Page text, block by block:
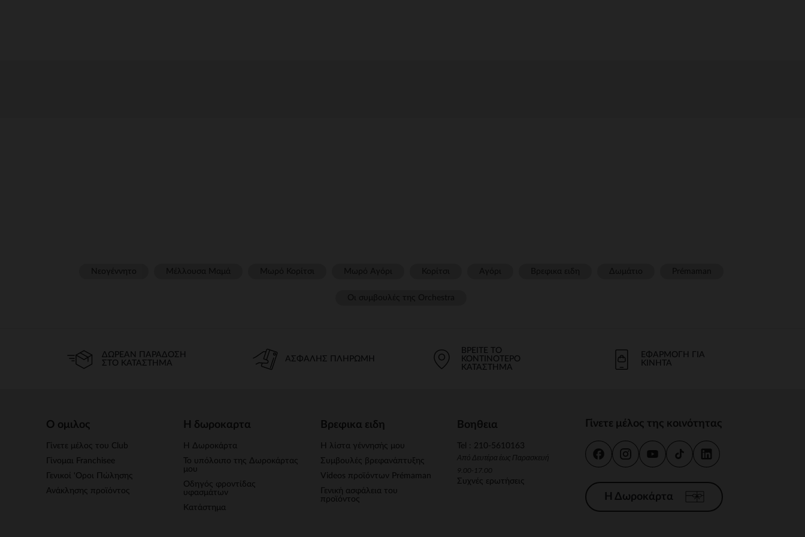
ΔΩΡΕΆΝ ΠΑΡΆΔΟΣΗ
ΣΤΟ ΚΑΤΆΣΤΗΜΑ
ΑΣΦΑΛΉΣ ΠΛΗΡΩΜΉ
ΒΡΕΊΤΕ ΤΟ
ΚΟΝΤΙΝΌΤΕΡΟ
ΚΑΤΆΣΤΗΜΑ
ΕΦΑΡΜΟΓΉ ΓΙΑ
ΚΙΝΗΤΆ
Ο ομιλος
Γίνετε μέλος του Club
Γίνομαι Franchisee
Γενικοί 'Οροι Πώλησης
Ανάκλησης προϊόντος
Η δωροκαρτα
Η Δωροκάρτα
Το υπόλοιπο της Δωροκάρτας
μου
Οδηγός φροντίδας
υφασμάτων
Κατάστημα
Βρεφικα ειδη
Η λίστα γέννησής μου
Συμβουλές βρεφανάπτυξης
Videos προϊόντων Prémaman
Γενική ασφάλεια του
προϊόντος
Βοηθεια
Tel : 210-5610163
Από Δευτέρα έως Παρασκευή
9.00-17.00
Συχνές ερωτήσεις
Γίνετε μέλος της κοινότητας
Η Δωροκάρτα